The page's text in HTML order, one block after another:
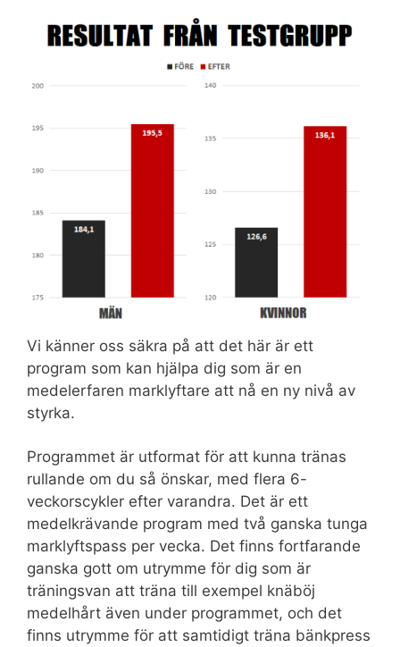
Vi känner oss säkra på att det här är ett
program som kan hjälpa dig som är en
medelerfaren marklyftare att nå en ny nivå av
styrka.
Programmet är utformat för att kunna tränas
rullande om du så önskar, med flera 6-
veckorscykler efter varandra. Det är ett
medelkrävande program med två ganska tunga
marklyftspass per vecka. Det finns fortfarande
ganska gott om utrymme för dig som är
träningsvan att träna till exempel knäböj
medelhårt även under programmet, och det
finns utrymme för att samtidigt träna bänkpress